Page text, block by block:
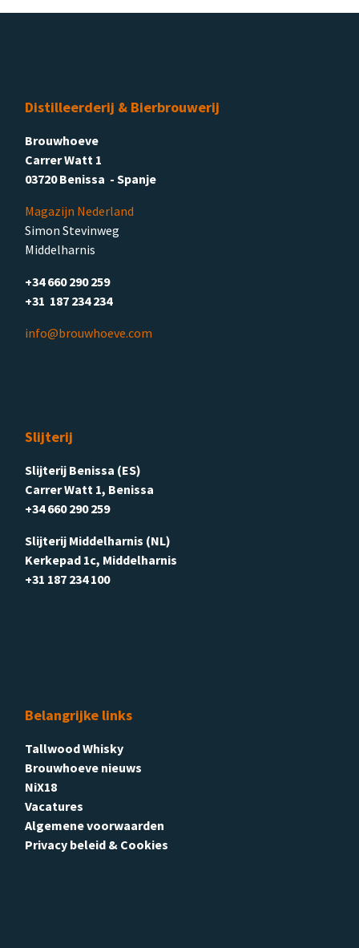
Distilleerderij & Bierbrouwerij
Brouwhoeve
Carrer Watt 1
03720 Benissa - Spanje
Magazijn Nederland
Simon Stevinweg
Middelharnis
+34 660 290 259
+31 187 234 234
info@brouwhoeve.com
Slijterij
Slijterij Benissa (ES)
Carrer Watt 1, Benissa
+34 660 290 259
Slijterij Middelharnis (NL)
Kerkepad 1c, Middelharnis
+31 187 234 100
Belangrijke links
Tallwood Whisky
Brouwhoeve nieuws
NiX18
Vacatures
Algemene voorwaarden
Privacy beleid & Cookies